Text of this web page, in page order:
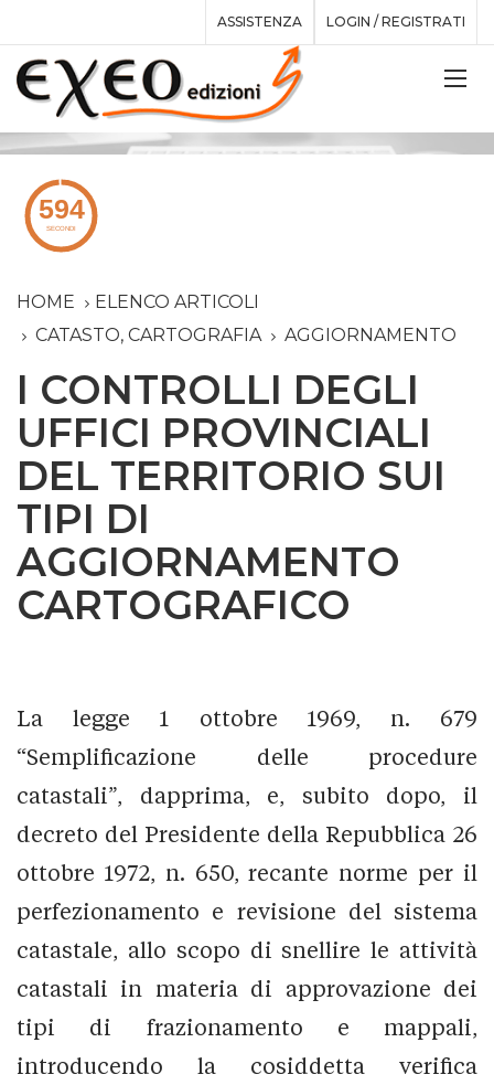
ASSISTENZA LOGIN / REGISTRATI
HOME
ELENCO ARTICOLI
CATASTO, CARTOGRAFIA
AGGIORNAMENTO
I CONTROLLI DEGLI
UFFICI PROVINCIALI
DEL TERRITORIO SUI
TIPI DI
AGGIORNAMENTO
CARTOGRAFICO
La legge 1 ottobre 1969, n. 679
“Semplificazione delle procedure
catastali”, dapprima, e, subito dopo, il
decreto del Presidente della Repubblica 26
ottobre 1972, n. 650, recante norme per il
perfezionamento e revisione del sistema
catastale, allo scopo di snellire le attività
catastali in materia di approvazione dei
tipi di frazionamento e mappali,
introducendo la cosiddetta verifica